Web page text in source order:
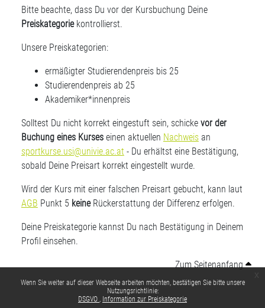
Wenn Sie weiter auf dieser Webseite arbeiten möchten, bestätigen Sie bitte unsere
Nutzungsrichtlinie:
DSGVO
Information zur Preiskategorie
Bitte beachte, dass Du vor der Kursbuchung Deine
Preiskategoriekontrollierst.
Unsere Preiskategorien:
ermäßigter Studierendenpreis bis 25
Studierendenpreis ab 25
Akademiker*innenpreis
Solltest Du nicht korrekt eingestuft sein, schicke vor der
Buchung eines Kurses einen aktuellen Nachweisan
sportkurse.usi@univie.ac.at - Du erhältst eine Bestätigung,
sobald Deine Preisart korrekt eingestellt wurde.
Wird der Kurs mit einer falschen Preisart gebucht, kann laut
AGB Punkt 5 keine Rückerstattung der Differenz erfolgen.
Deine Preiskategorie kannst Du nach Bestätigung in Deinem
Profil einsehen.
Zum Seitenanfang